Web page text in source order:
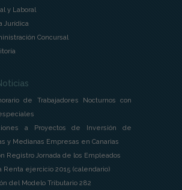
y Laboral
Jurídica
Concursal
de Trabajadores Nocturnos con
a Proyectos de Inversión de
y Medianas Empresas en Canarias
Registro Jornada de los Empleados
Renta ejercicio 2015 (calendario)
del Modelo Tributario 282